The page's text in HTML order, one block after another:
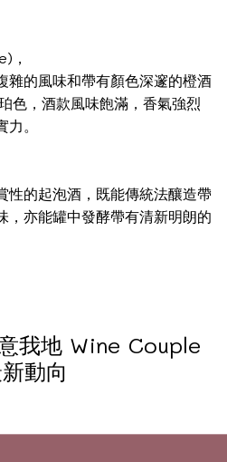
，
雜的風味和帶有顏色深邃的橙酒
，酒款風味飽滿，香氣強烈
。
性的起泡酒，既能傳統法釀造帶
，亦能罐中發酵帶有清新明朗的
我地 Wine Couple
動向